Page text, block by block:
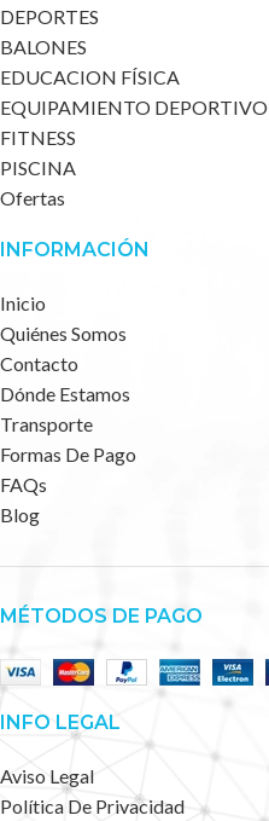
DEPORTES
BALONES
EDUCACION FÍSICA
EQUIPAMIENTO DEPORTIVO
FITNESS
PISCINA
Ofertas
INFORMACIÓN
Inicio
Quiénes Somos
Contacto
Dónde Estamos
Transporte
Formas De Pago
FAQs
Blog
MÉTODOS DE PAGO
INFO LEGAL
Aviso Legal
Política De Privacidad